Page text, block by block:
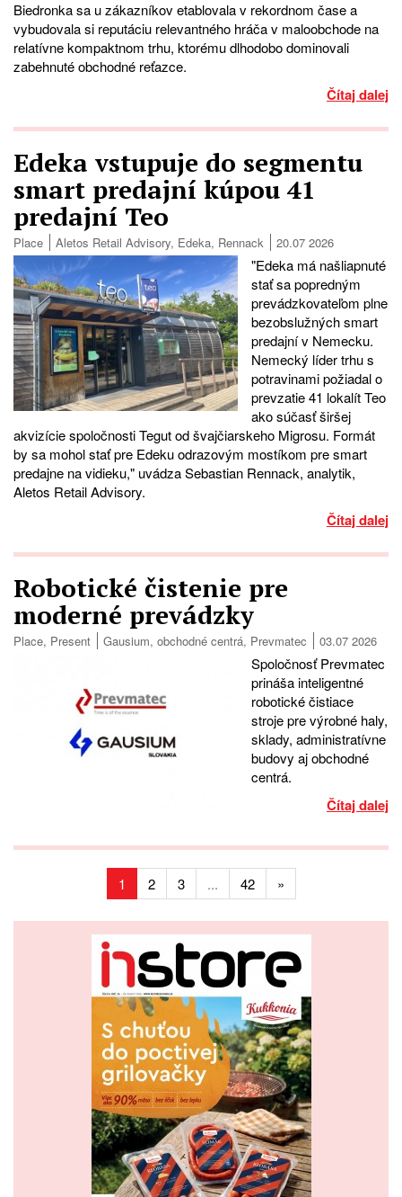
Biedronka sa u zákazníkov etablovala v rekordnom čase a
vybudovala si reputáciu relevantného hráča v maloobchode na
relatívne kompaktnom trhu, ktorému dlhodobo dominovali
zabehnuté obchodné reťazce.
Čítaj dalej
Edeka vstupuje do segmentu
smart predajní kúpou 41
predajní Teo
Place Aletos Retail Advisory, Edeka, Rennack 20.07 2026
"Edeka má našliapnuté
stať sa popredným
prevádzkovateľom plne
bezobslužných smart
predajní v Nemecku.
Nemecký líder trhu s
potravinami požiadal o
prevzatie 41 lokalít Teo
ako súčasť širšej
akvizície spoločnosti Tegut od švajčiarskeho Migrosu. Formát
by sa mohol stať pre Edeku odrazovým mostíkom pre smart
predajne na vidieku," uvádza Sebastian Rennack, analytik,
Aletos Retail Advisory.
Čítaj dalej
Robotické čistenie pre
moderné prevádzky
Place, Present Gausium, obchodné centrá, Prevmatec 03.07 2026
Spoločnosť Prevmatec
prináša inteligentné
robotické čistiace
stroje pre výrobné haly,
sklady, administratívne
budovy aj obchodné
centrá.
Čítaj dalej
1 2 3 ... 42 »